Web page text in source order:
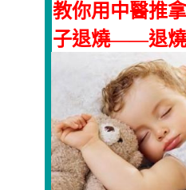
教你用中醫推
子退燒——退燒